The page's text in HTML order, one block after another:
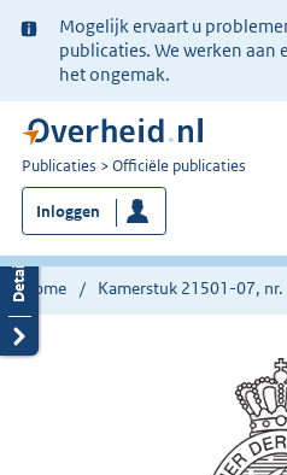
Ter
informatie:
Mogelijk ervaart u
publicaties. We werken aan
het ongemak.
U
bent
nu
hier:
Publicaties Officiële publicaties
Inloggen
Home Kamerstuk 21501-07, nr.